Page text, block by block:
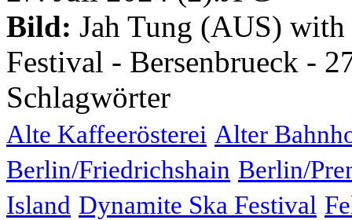
Bild: Jah Tung (AUS) with
Festival - Bersenbrueck -
Schlagwörter
Alte Kaffeerösterei Alter
Berlin/Friedrichshain Berlin/
Island Dynamite Ska Festival